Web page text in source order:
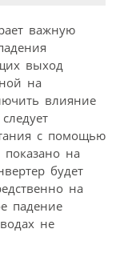
важную
выход
на
влияние
с помощью
на
будет
на
падение
не